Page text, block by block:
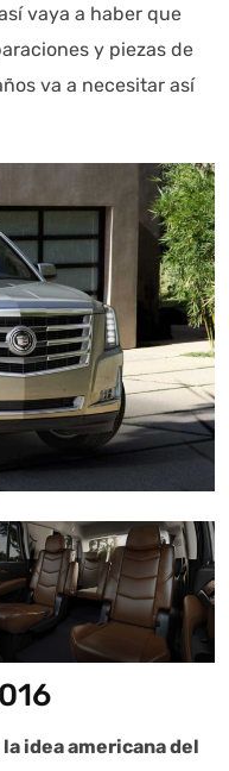
vaya a haber que
y piezas de
va a necesitar así
la idea americana del